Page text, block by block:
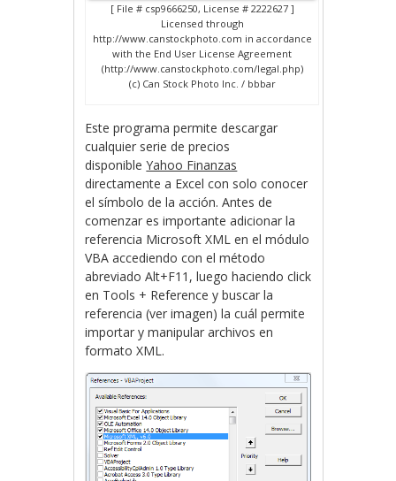
[ File # csp9666250, License # 2222627 ]
Licensed through
http://www.canstockphoto.com in accordance
with the End User License Agreement
(http://www.canstockphoto.com/legal.php)
(c) Can Stock Photo Inc. / bbbar
Este programa permite descargar
cualquier serie de precios
disponibleYahoo Finanzas
directamente a Excel con solo conocer
el símbolo de la acción. Antes de
comenzar es importante adicionar la
referencia Microsoft XML en el módulo
VBA accediendo con el método
abreviado Alt+F11, luego haciendo click
en Tools + Reference y buscar la
referencia (ver imagen) la cuál permite
importar y manipular archivos en
formato XML.